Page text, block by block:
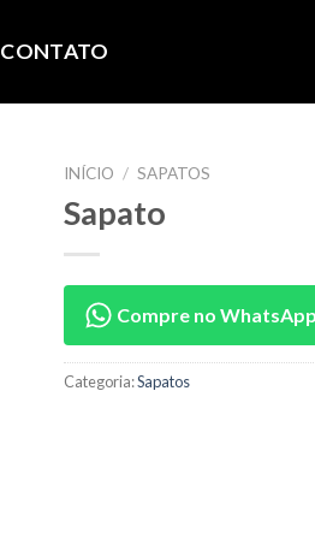
CONTATO
INÍCIO / SAPATOS
Sapato
Compre no
Categoria:Sapatos